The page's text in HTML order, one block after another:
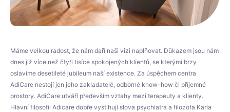
Máme velkou radost, že nám daří naši vizi naplňovat. Důkazem jsou nám
dnes již více než čtyři tisíce spokojených klientů, se kterými brzy
oslavíme desetileté jubileum naší existence. Za úspěchem centra
AdiCare nestojí jen jeho zakladatelé, odborné know-how či příjemné
prostory. AdiCare utváří především vztahy mezi terapeuty a klienty.
Hlavní filosofii Adicare dobře vystihují slova psychiatra a filozofa Karla